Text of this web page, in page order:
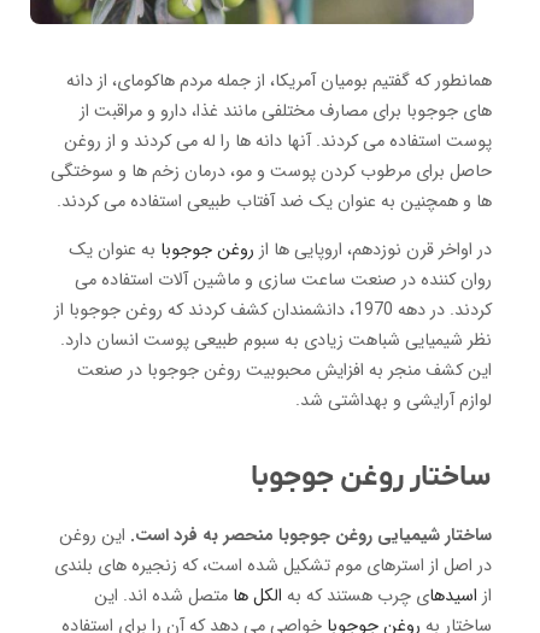
همانطور که گفتیم بومیان آمریکا، از جمله مردم هاکومای، از دانه
های جوجوبا برای مصارف مختلفی مانند غذا، دارو و مراقبت از
پوست استفاده می کردند. آنها دانه ها را له می کردند و از روغن
حاصل برای مرطوب کردن پوست و مو، درمان زخم ها و سوختگی
ها و همچنین به عنوان یک ضد آفتاب طبیعی استفاده می کردند.
در اواخر قرن نوزدهم، اروپایی ها از روغن جوجوبا به عنوان یک
روان کننده در صنعت ساعت سازی و ماشین آلات استفاده می
کردند. در دهه 1970، دانشمندان کشف کردند که روغن جوجوبا از
نظر شیمیایی شباهت زیادی به سبوم طبیعی پوست انسان دارد.
این کشف منجر به افزایش محبوبیت روغن جوجوبا در صنعت
لوازم آرایشی و بهداشتی شد.
ساختار روغن جوجوبا
ساختار شیمیایی روغن جوجوبا منحصر به فرد است. این روغن
در اصل از استرهای موم ​​تشکیل شده است، که زنجیره های بلندی
از اسیدهای چرب هستند که به الکل ها متصل شده اند. این
ساختار به روغن جوجوبا خواصی می دهد که آن را برای استفاده